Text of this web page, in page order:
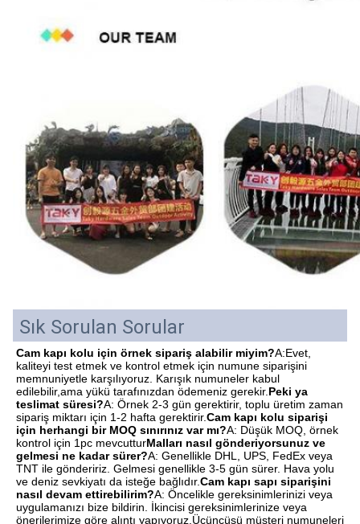
Sık Sorulan Sorular
Cam kapı kolu için örnek sipariş alabilir miyim?A:Evet,
kaliteyi test etmek ve kontrol etmek için numune siparişini
memnuniyetle karşılıyoruz. Karışık numuneler kabul
edilebilir,ama yükü tarafınızdan ödemeniz gerekir. Peki ya
teslimat süresi?A: Örnek 2-3 gün gerektirir, toplu üretim zaman
sipariş miktarı için 1-2 hafta gerektirir.Cam kapı kolu siparişi
için herhangi bir MOQ sınırınız var mı?A: Düşük MOQ, örnek
kontrol için 1pc mevcutturMalları nasıl gönderiyorsunuz ve
gelmesi ne kadar sürer?A: Genellikle DHL, UPS, FedEx veya
TNT ile göndeririz. Gelmesi genellikle 3-5 gün sürer. Hava yolu
ve deniz sevkiyatı da isteğe bağlıdır.Cam kapı sapı siparişini
nasıl devam ettirebilirim?A: Öncelikle gereksinimlerinizi veya
uygulamanızı bize bildirin. İkincisi gereksinimlerinize veya
önerilerimize göre alıntı yapıyoruz.Üçüncüsü müşteri numuneleri